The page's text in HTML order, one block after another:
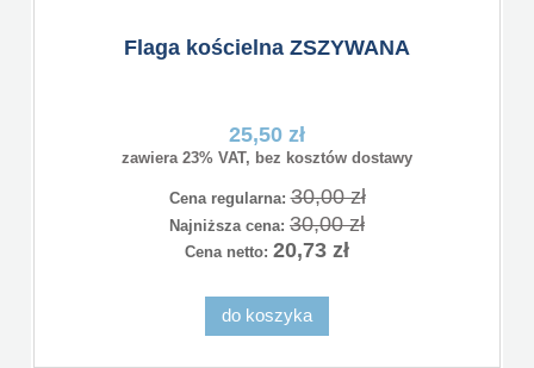
Flaga kościelna ZSZYWANA
25,50 zł
zawiera 23% VAT, bez kosztów dostawy
Cena regularna:30,00 zł
Najniższa cena: 30,00 zł
Cena netto: 20,73 zł
do koszyka